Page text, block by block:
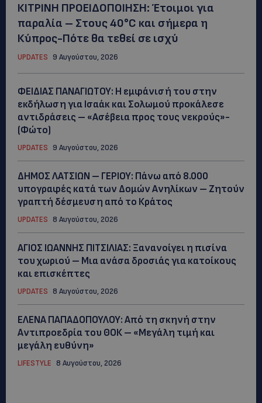
ΚΙΤΡΙΝΗ ΠΡΟΕΙΔΟΠΟΙΗΣΗ: Έτοιμοι για
παραλία – Στους 40°C και σήμερα η
Κύπρος-Πότε θα τεθεί σε ισχύ
UPDATES 9 Αυγούστου, 2026
ΦΕΙΔΙΑΣ ΠΑΝΑΓΙΩΤΟΥ: Η εμφάνισή του στην
εκδήλωση για Ισαάκ και Σολωμού προκάλεσε
αντιδράσεις – «Ασέβεια προς τους νεκρούς»-
(Φώτο)
UPDATES 9 Αυγούστου, 2026
ΔΗΜΟΣ ΛΑΤΣΙΩΝ – ΓΕΡΙΟΥ: Πάνω από 8.000
υπογραφές κατά των Δομών Ανηλίκων – Ζητούν
γραπτή δέσμευση από το Κράτος
UPDATES 8 Αυγούστου, 2026
ΑΓΙΟΣ ΙΩΑΝΝΗΣ ΠΙΤΣΙΛΙΑΣ: Ξανανοίγει η πισίνα
του χωριού – Μια ανάσα δροσιάς για κατοίκους
και επισκέπτες
UPDATES 8 Αυγούστου, 2026
ΕΛΕΝΑ ΠΑΠΑΔΟΠΟΥΛΟΥ: Από τη σκηνή στην
Αντιπροεδρία του ΘΟΚ – «Μεγάλη τιμή και
μεγάλη ευθύνη»
LIFESTYLE 8 Αυγούστου, 2026